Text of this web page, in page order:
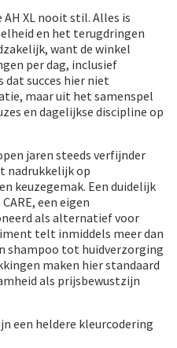
XL nooit stil. Alles is
en het terugdringen
want de winkel
per dag, inclusief
dat succes hier niet
maar uit het samenspel
en dagelijkse discipline op
jaren steeds verfijnder
nadrukkelijk op
keuzegemak. Een duidelijk
een eigen
als alternatief voor
telt inmiddels meer dan
shampoo tot huidverzorging
maken hier standaard
als prijsbewustzijn
een heldere kleurcodering